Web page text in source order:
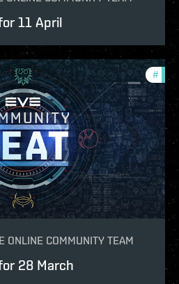
11 April
#
ONLINE COMMUNITY TEAM
28 March